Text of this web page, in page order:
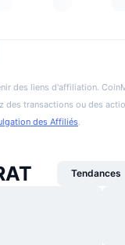
des liens d'affiliation.
des transactions ou des
des Affiliés.
Tendances